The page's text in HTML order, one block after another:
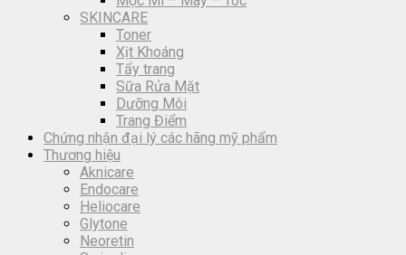
SKINCARE
Toner
Xịt Khoáng
Tẩy trang
Sữa Rửa Mặt
Dưỡng Môi
Trang Điểm
Chứng nhận đại lý các hãng mỹ phẩm
Thương hiệu
Aknicare
Endocare
Heliocare
Glytone
Neoretin